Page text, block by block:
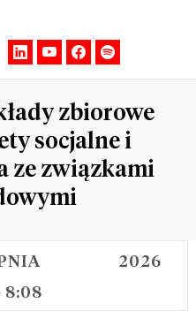
zbiorowe
socjalne i
ze związkami
2026
8:08